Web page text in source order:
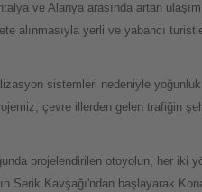
ve Alanya arasında artan
alınmasıyla yerli ve yabancı
sistemleri nedeniyle yoğunluk
çevre illerden gelen trafiğin
projelendirilen otoyolun, her iki
Serik Kavşağı'ndan başlayarak